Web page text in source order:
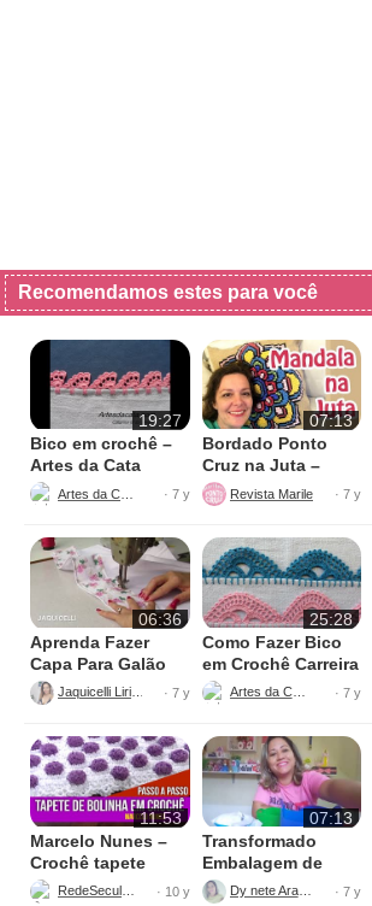
Recomendamos estes para você
19:27
Bico em crochê –
Artes da Cata
· 7 y
07:13
Bordado Ponto
Cruz na Juta –
Fácil de Fazer
· 7 y
06:36
Aprenda Fazer
Capa Para Galão
de Água – 20 litros
Jaquicelli Liriane · 7 y
25:28
Como Fazer Bico
em Crochê Carreira
Única
Artes da Cata · 7 y
11:53
Marcelo Nunes –
Crochê tapete
bolinha Parte 1
· 10 y
07:13
Transformado
Embalagem de
Sabão
Dy nete Araújo · 7 y